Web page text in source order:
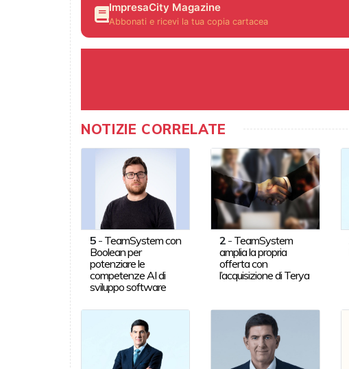
ImpresaCity Magazine
Abbonati e ricevi la tua copia cartacea
NOTIZIE CORRELATE
5- TeamSystem con
Boolean per
potenziare le
competenze AI di
sviluppo software
2 - TeamSystem
amplia la propria
offerta con
l’acquisizione di Terya